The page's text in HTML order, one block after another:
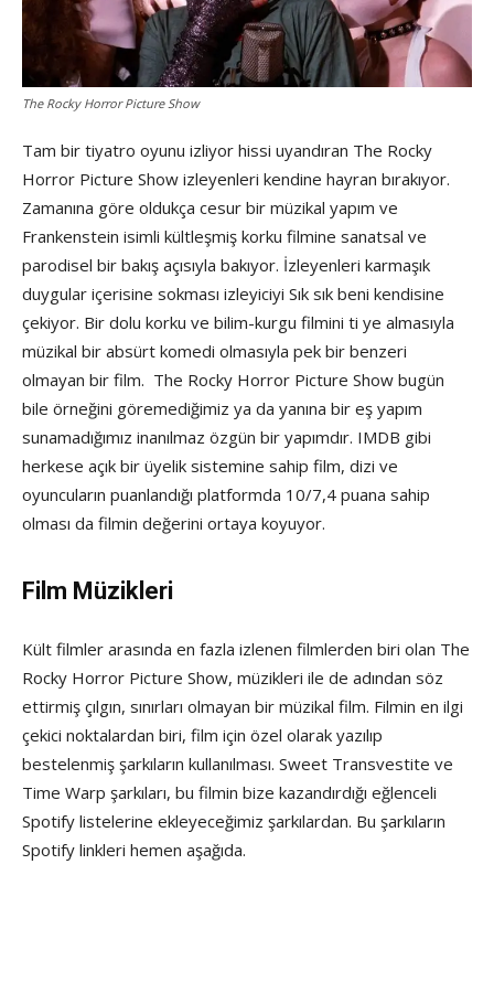
The Rocky Horror Picture Show
Tam bir tiyatro oyunu izliyor hissi uyandıran The Rocky
Horror Picture Show izleyenleri kendine hayran bırakıyor.
Zamanına göre oldukça cesur bir müzikal yapım ve
Frankenstein isimli kültleşmiş korku filmine sanatsal ve
parodisel bir bakış açısıyla bakıyor. İzleyenleri karmaşık
duygular içerisine sokması izleyiciyi Sık sık beni kendisine
çekiyor. Bir dolu korku ve bilim-kurgu filmini ti ye almasıyla
müzikal bir absürt komedi olmasıyla pek bir benzeri
olmayan bir film. The Rocky Horror Picture Show bugün
bile örneğini göremediğimiz ya da yanına bir eş yapım
sunamadığımız inanılmaz özgün bir yapımdır. IMDB gibi
herkese açık bir üyelik sistemine sahip film, dizi ve
oyuncuların puanlandığı platformda 10/7,4 puana sahip
olması da filmin değerini ortaya koyuyor.
Film Müzikleri
Kült filmler arasında en fazla izlenen filmlerden biri olan The
Rocky Horror Picture Show, müzikleri ile de adından söz
ettirmiş çılgın, sınırları olmayan bir müzikal film. Filmin en ilgi
çekici noktalardan biri, film için özel olarak yazılıp
bestelenmiş şarkıların kullanılması. Sweet Transvestite ve
Time Warp şarkıları, bu filmin bize kazandırdığı eğlenceli
Spotify listelerine ekleyeceğimiz şarkılardan. Bu şarkıların
Spotify linkleri hemen aşağıda.